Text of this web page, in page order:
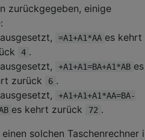
zurückgegeben, einige
=A1+A1*AA es kehrt
4 .
+A1+A1=BA+A1*AB es
zurück
6 .
+A1+A1+A1*AA=BA-
es kehrt zurück 72 .
solchen Taschenrechner